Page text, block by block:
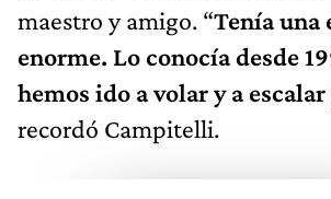
maestro y amigo. “Tenía una
enorme. Lo conocía desde
hemos ido a volar y a
recordó Campitelli.